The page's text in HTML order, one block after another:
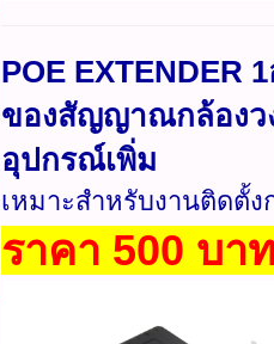
POE EXTENDER
ของสัญญาณกล้องว
อุปกรณ์เพิ่ม
เหมาะสำหรับงานติดตั้
ราคา 500 บา